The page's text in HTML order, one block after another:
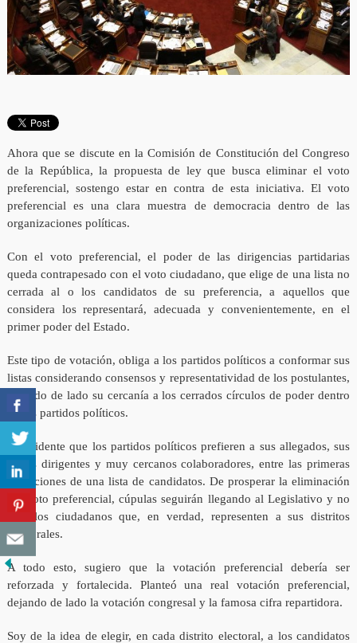
Ahora que se discute en la Comisión de Constitución del Congreso
de la República, la propuesta de ley que busca eliminar el voto
preferencial, sostengo estar en contra de esta iniciativa. El voto
preferencial es una clara muestra de democracia dentro de las
organizaciones políticas.
Con el voto preferencial, el poder de las dirigencias partidarias
queda contrapesado con el voto ciudadano, que elige de una lista no
cerrada al o los candidatos de su preferencia, a aquellos que
considera los representará, adecuada y convenientemente, en el
primer poder del Estado.
Este tipo de votación, obliga a los partidos políticos a conformar sus
listas considerando consensos y representatividad de los postulantes,
dejando de lado su cercanía a los cerrados círculos de poder dentro
de los partidos políticos.
Es evidente que los partidos políticos prefieren a sus allegados, sus
viejos dirigentes y muy cercanos colaboradores, entre las primeras
ubicaciones de una lista de candidatos. De prosperar la eliminación
del voto preferencial, cúpulas seguirán llegando al Legislativo y no
aquellos ciudadanos que, en verdad, representen a sus distritos
electorales.
A todo esto, sugiero que la votación preferencial debería ser
reforzada y fortalecida. Planteó una real votación preferencial,
dejando de lado la votación congresal y la famosa cifra repartidora.
Soy de la idea de elegir, en cada distrito electoral, a los candidatos